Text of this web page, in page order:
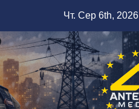
вмісту
Чт. Сер 6th, 2026